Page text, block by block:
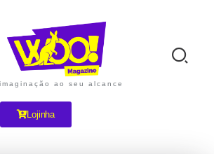
ao seu alcance
Lojinha